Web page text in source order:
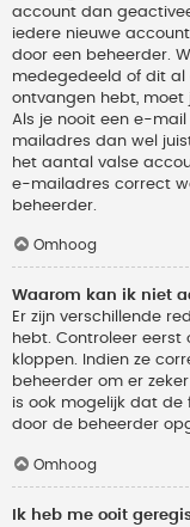
account dan
iedere nieuwe
door een beheerder.
medegedeeld of dit al
ontvangen hebt, moet
Als je nooit een e-
mailadres dan wel
het aantal valse
e-mailadres correct
beheerder.
Omhoog
Waarom kan ik niet
Er zijn verschillende
hebt. Controleer
kloppen. Indien ze
beheerder om er
is ook mogelijk dat
door de beheerder
Omhoog
Ik heb me ooit